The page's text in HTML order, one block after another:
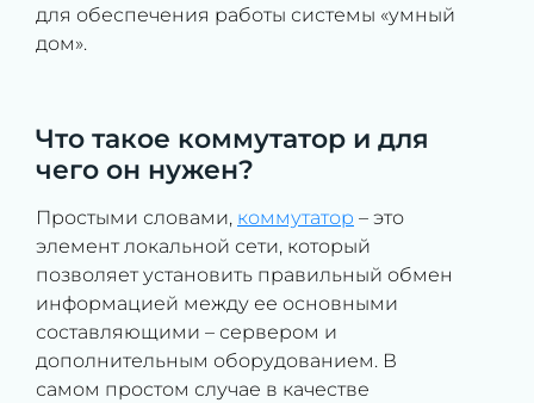
для обеспечения работы системы «умный
дом».
Что такое коммутатор и для
чего он нужен?
Простыми словами, коммутатор – это
элемент локальной сети, который
позволяет установить правильный обмен
информацией между ее основными
составляющими – сервером и
дополнительным оборудованием. В
самом простом случае в качестве